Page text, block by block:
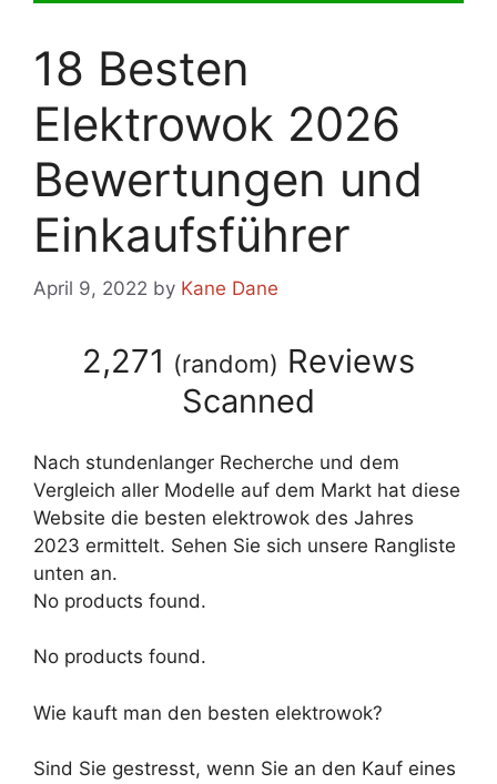
18 Besten
Elektrowok 2026
Bewertungen und
Einkaufsführer
April 9, 2022 by Kane Dane
2,271 (random) Reviews
Scanned
Nach stundenlanger Recherche und dem
Vergleich aller Modelle auf dem Markt hat diese
Website die besten elektrowok des Jahres
2023 ermittelt. Sehen Sie sich unsere Rangliste
unten an.
No products found.
No products found.
Wie kauft man den besten elektrowok?
Sind Sie gestresst, wenn Sie an den Kauf eines